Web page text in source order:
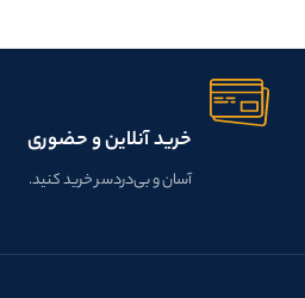
خرید آنلاین و حضوری
آسان و بی‌دردسر خرید کنید.